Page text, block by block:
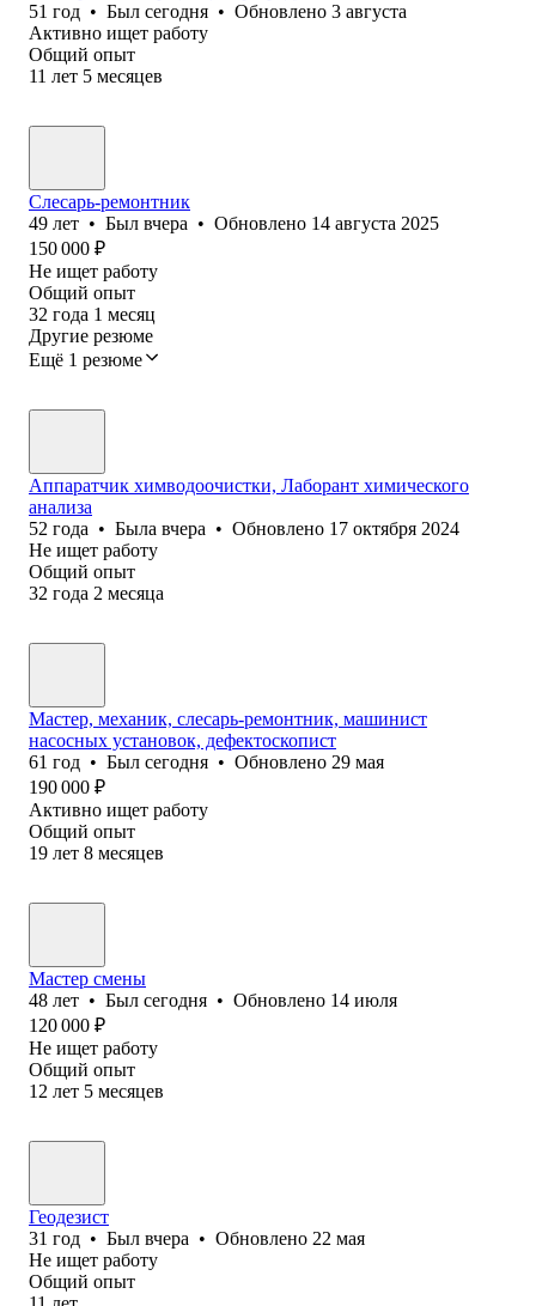
51 год • Был сегодня • Обновлено 3 августа
Активно ищет работу
Общий опыт
11 лет 5 месяцев
Слесарь-ремонтник
49 лет • Был вчера • Обновлено 14 августа 2025
150 000 ₽
Не ищет работу
Общий опыт
32 года 1 месяц
Другие резюме
Ещё 1 резюме
Аппаратчик химводоочистки, Лаборант химического
анализа
52 года • Была вчера • Обновлено 17 октября 2024
Не ищет работу
Общий опыт
32 года 2 месяца
Мастер, механик, слесарь-ремонтник, машинист
насосных установок, дефектоскопист
61 год • Был сегодня • Обновлено 29 мая
190 000 ₽
Активно ищет работу
Общий опыт
19 лет 8 месяцев
Мастер смены
48 лет • Был сегодня • Обновлено 14 июля
120 000 ₽
Не ищет работу
Общий опыт
12 лет 5 месяцев
Геодезист
31 год • Был вчера • Обновлено 22 мая
Не ищет работу
Общий опыт